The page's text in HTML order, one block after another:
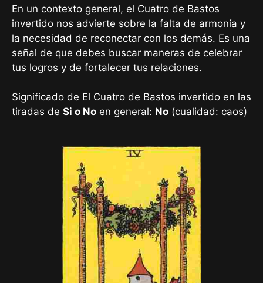
En un contexto general, el Cuatro de Bastos
invertido nos advierte sobre la falta de armonía y
la necesidad de reconectar con los demás. Es una
señal de que debes buscar maneras de celebrar
tus logros y de fortalecer tus relaciones.
Significado de El Cuatro de Bastos invertido en las
tiradas de Si o No en general: No (cualidad: caos)